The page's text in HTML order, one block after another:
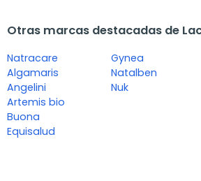
Otras marcas destacadas de
Natracare
Algamaris
Angelini
Artemis bio
Buona
Equisalud
Gynea
Natalben
Nuk